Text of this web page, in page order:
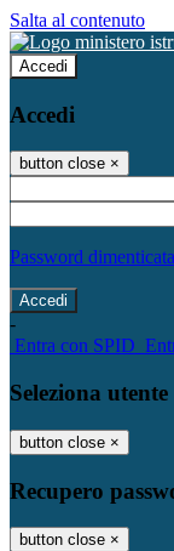
Salta al contenuto
Accedi
Accedi
button close ×
Password
-
Entra con SPID
Seleziona utente
button close ×
Recupero
button close ×